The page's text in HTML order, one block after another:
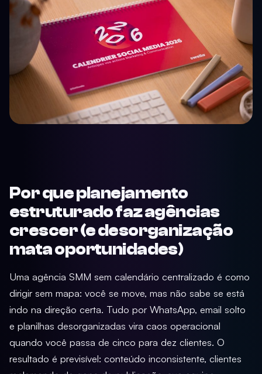
Por que planejamento
estruturado faz agências
crescer (e desorganização
mata oportunidades)
Uma agência SMM sem calendário centralizado é como
dirigir sem mapa: você se move, mas não sabe se está
indo na direção certa. Tudo por WhatsApp, email solto
e planilhas desorganizadas vira caos operacional
quando você passa de cinco para dez clientes. O
resultado é previsível: conteúdo inconsistente, clientes